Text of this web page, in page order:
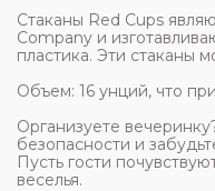
Стаканы Red Cups
Company и
пластика. Эти стаканы
Объем: 16 унций, что
Организуете
безопасности и
Пусть гости
веселья.